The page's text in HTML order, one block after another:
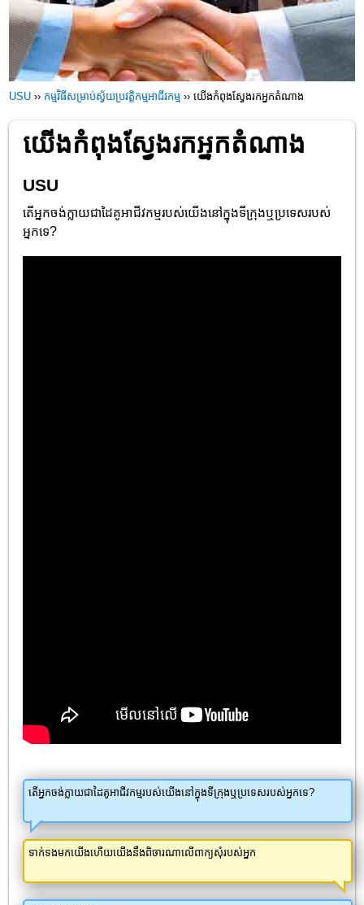
USU ›› កម្មវិធីសម្រាប់ស្វ័យប្រវត្តិកម្មអាជីវកម្ម ››យើងកំពុងស្វែងរកអ្នកតំណាង
យើងកំពុងស្វែងរកអ្នកតំណាង
USU
តើអ្នកចង់ក្លាយជាដៃគូអាជីវកម្មរបស់យើងនៅក្នុងទីក្រុងឬប្រទេសរបស់
អ្នកទេ?
តើអ្នកចង់ក្លាយជាដៃគូអាជីវកម្មរបស់យើងនៅក្នុងទីក្រុងឬប្រទេសរបស់អ្នកទេ?
ទាក់ទងមកយើងហើយយើងនឹងពិចារណាលើពាក្យសុំរបស់អ្នក